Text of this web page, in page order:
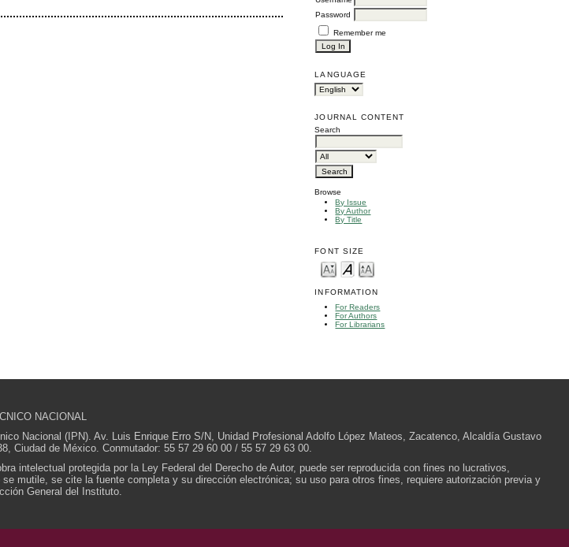
Password
Remember me
LANGUAGE
JOURNAL CONTENT
Search
Browse
By Issue
By Author
By Title
FONT SIZE
INFORMATION
For Readers
For Authors
For Librarians
NACIONAL
Nacional (IPN). Av. Luis Enrique Erro S/N, Unidad Profesional Adolfo López Mateos, Zacatenco, Alcaldía Gustavo
Ciudad de México. Conmutador: 55 57 29 60 00 / 55 57 29 63 00.
intelectual protegida por la Ley Federal del Derecho de Autor, puede ser reproducida con fines no lucrativos,
mutile, se cite la fuente completa y su dirección electrónica; su uso para otros fines, requiere autorización previa y
General del Instituto.